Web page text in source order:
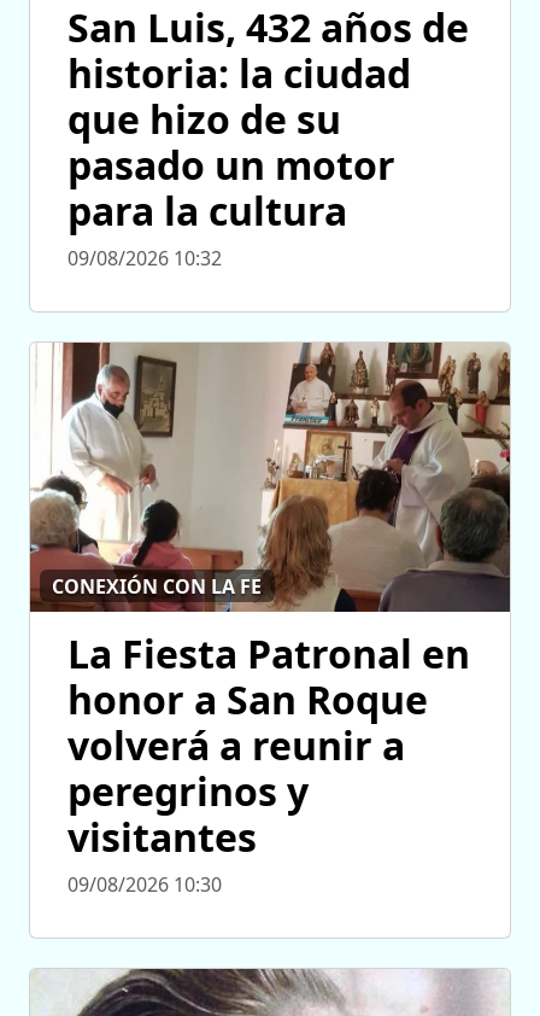
San Luis, 432 años de
historia: la ciudad
que hizo de su
pasado un motor
para la cultura
09/08/2026 10:32
CONEXIÓN CON LA FE
La Fiesta Patronal en
honor a San Roque
volverá a reunir a
peregrinos y
visitantes
09/08/2026 10:30